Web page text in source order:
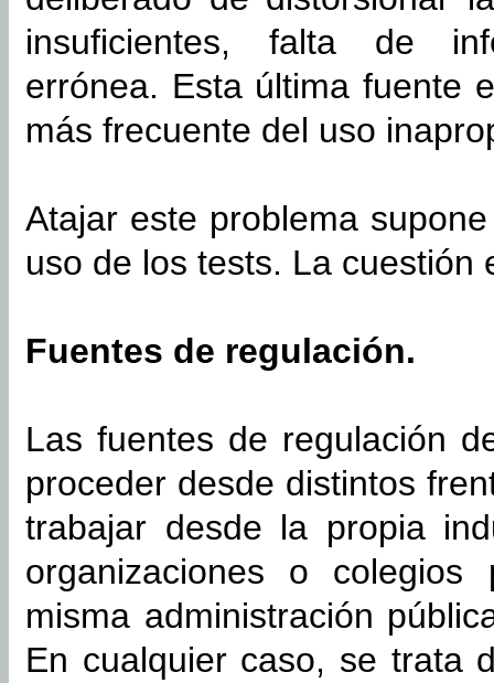
insuficientes, falta de
errónea. Esta última fuente
más frecuente del uso
Atajar este problema
uso de los tests. La cuestión
Fuentes de regulación.
Las fuentes de regulación
proceder desde distintos
trabajar desde la propia
organizaciones o
misma administración
En cualquier caso, se trata